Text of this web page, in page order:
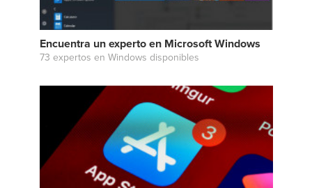
Encuentra un experto en Microsoft Windows
73 expertos en Windows disponibles